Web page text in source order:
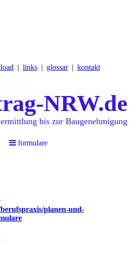
links glossar kontakt
NRW.de
bis zur Baugenehmigung
formulare
planen-und-